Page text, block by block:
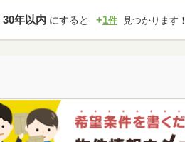
+1件 見つかります！
30年以内 にすると